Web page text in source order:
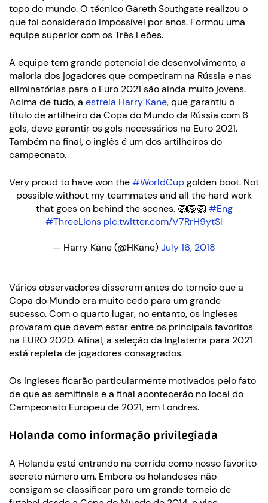
topo do mundo. O técnico Gareth Southgate realizou o
que foi considerado impossível por anos. Formou uma
equipe superior com os Três Leões.
A equipe tem grande potencial de desenvolvimento, a
maioria dos jogadores que competiram na Rússia e nas
eliminatórias para o Euro 2021 são ainda muito jovens.
Acima de tudo, a estrela Harry Kane, que garantiu o
título de artilheiro da Copa do Mundo da Rússia com 6
gols, deve garantir os gols necessários na Euro 2021.
Também na final, o inglês é um dos artilheiros do
campeonato.
Very proud to have won the#WorldCupgolden boot. Not
possible without my teammates and all the hard work
that goes on behind the scenes. 🦁🦁🦁 #Eng
#ThreeLions pic.twitter.com/V7RrH9ytSl
— Harry Kane (@HKane)July 16, 2018
Vários observadores disseram antes do torneio que a
Copa do Mundo era muito cedo para um grande
sucesso. Com o quarto lugar, no entanto, os ingleses
provaram que devem estar entre os principais favoritos
na EURO 2020. Afinal, a seleção da Inglaterra para 2021
está repleta de jogadores consagrados.
Os ingleses ficarão particularmente motivados pelo fato
de que as semifinais e a final acontecerão no local do
Campeonato Europeu de 2021, em Londres.
Holanda como informação privilegiada
A Holanda está entrando na corrida como nosso favorito
secreto número um. Embora os holandeses não
consigam se classificar para um grande torneio de